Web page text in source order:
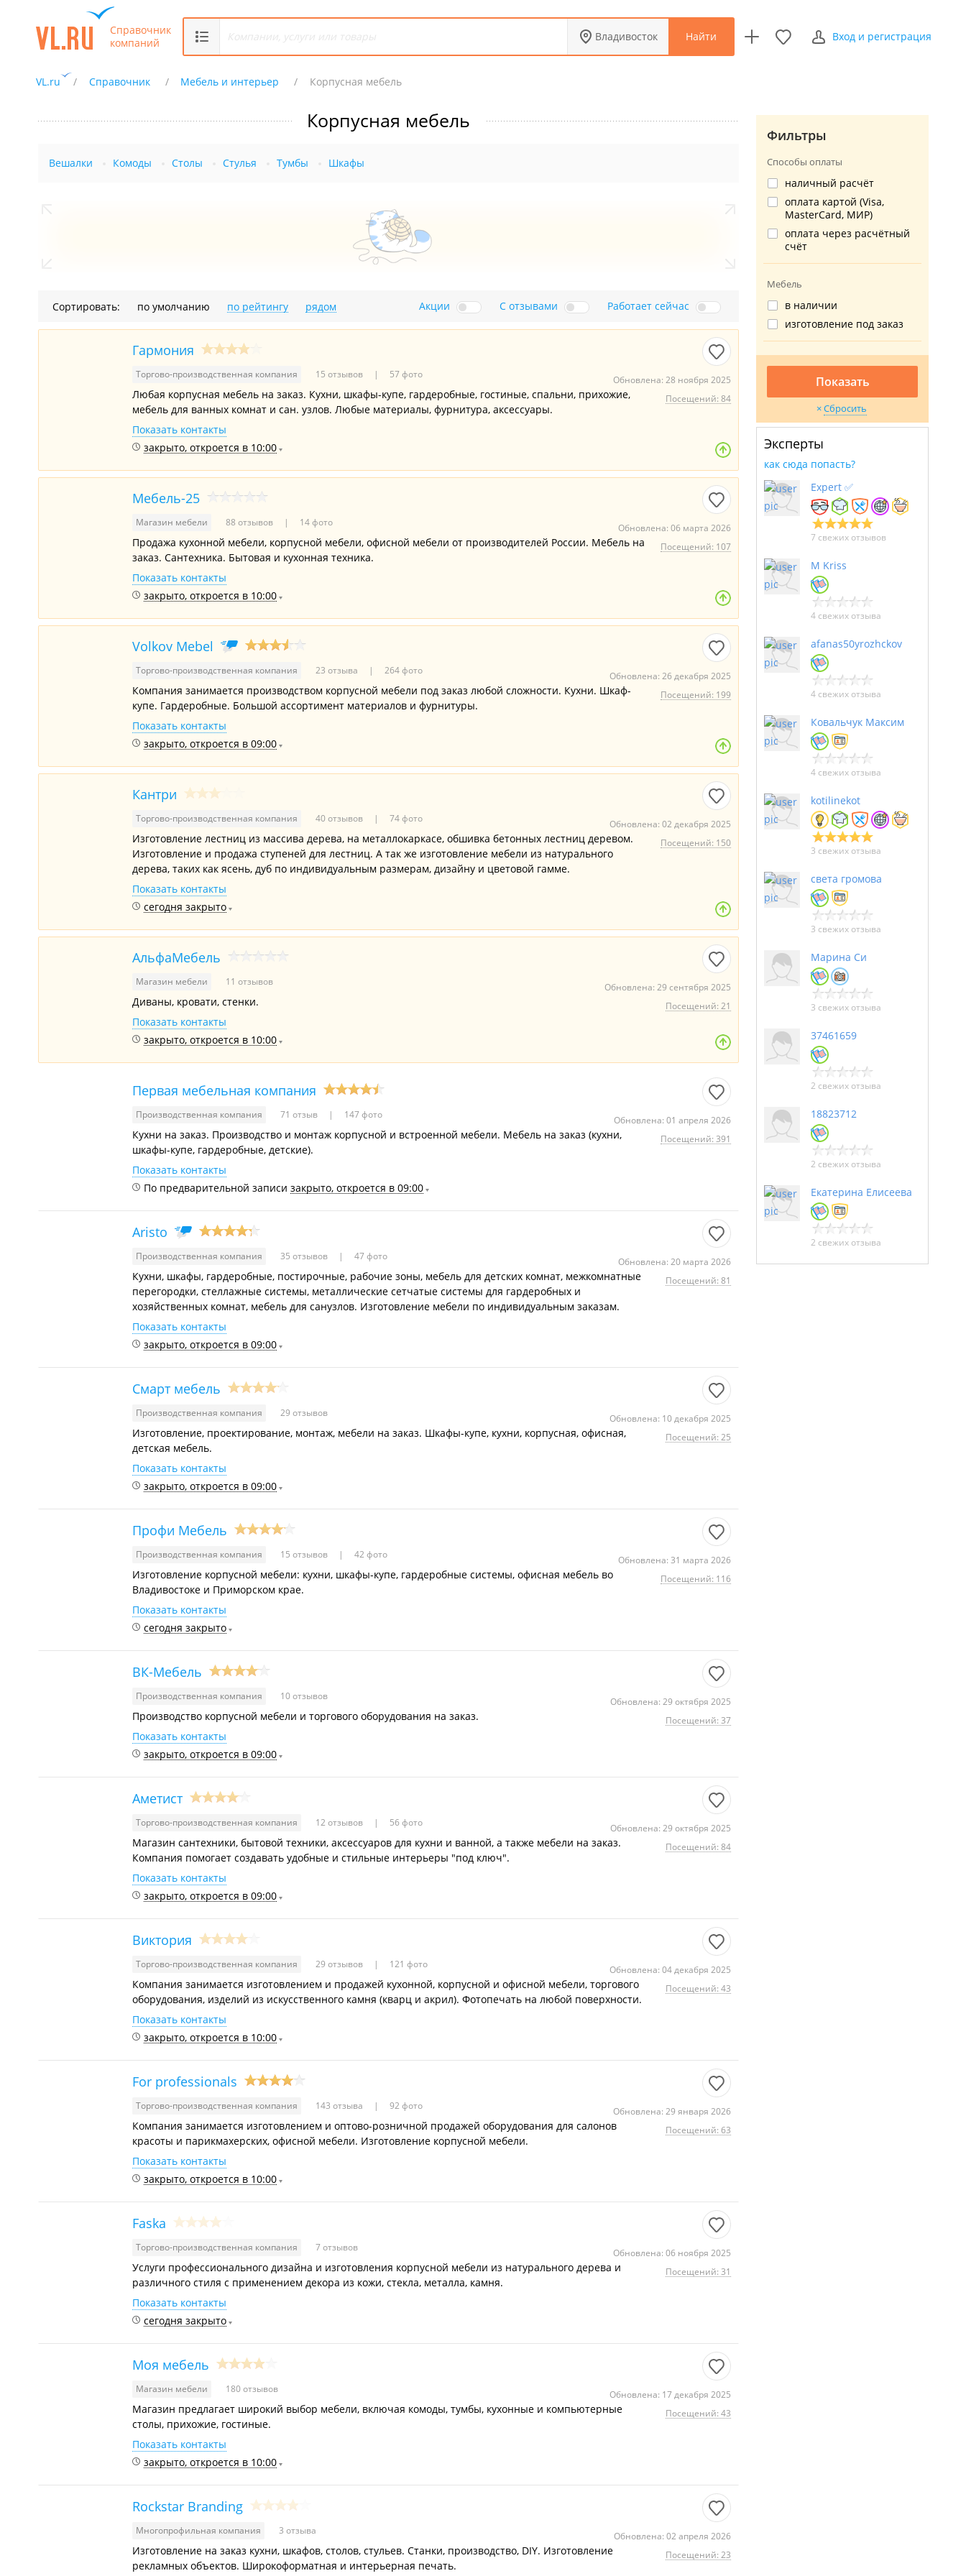
Справочник
компаний
Владивосток Найти Вход и регистрация
VL.ru Справочник Мебель и интерьер Корпусная мебель
Корпусная мебель
Вешалки Комоды Столы Стулья Тумбы Шкафы
Сортировать: по умолчанию по рейтингу рядом Акции С отзывами Работает сейчас
Гармония
Торгово-производственная компания 15 отзывов 57 фото
Обновлена: 28 ноября 2025
Посещений: 84
Любая корпусная мебель на заказ. Кухни, шкафы-купе, гардеробные, гостиные, спальни, прихожие,
мебель для ванных комнат и сан. узлов. Любые материалы, фурнитура, аксессуары.
Показать контакты
закрыто, откроется в 10:00
Мебель-25
Магазин мебели 88 отзывов 14 фото
Обновлена: 06 марта 2026
Посещений: 107
Продажа кухонной мебели, корпусной мебели, офисной мебели от производителей России. Мебель на
заказ. Сантехника. Бытовая и кухонная техника.
Показать контакты
закрыто, откроется в 10:00
Volkov Mebel
Торгово-производственная компания 23 отзыва 264 фото
Обновлена: 26 декабря 2025
Посещений: 199
Компания занимается производством корпусной мебели под заказ любой сложности. Кухни. Шкаф-
купе. Гардеробные. Большой ассортимент материалов и фурнитуры.
Показать контакты
закрыто, откроется в 09:00
Кантри
Торгово-производственная компания 40 отзывов 74 фото
Обновлена: 02 декабря 2025
Посещений: 150
Изготовление лестниц из массива дерева, на металлокаркасе, обшивка бетонных лестниц деревом.
Изготовление и продажа ступеней для лестниц. А так же изготовление мебели из натурального
дерева, таких как ясень, дуб по индивидуальным размерам, дизайну и цветовой гамме.
Показать контакты
сегодня закрыто
АльфаМебель
Магазин мебели 11 отзывов
Обновлена: 29 сентября 2025
Посещений: 21
Диваны, кровати, стенки.
Показать контакты
закрыто, откроется в 10:00
Первая мебельная компания
Производственная компания 71 отзыв 147 фото
Обновлена: 01 апреля 2026
Посещений: 391
Кухни на заказ. Производство и монтаж корпусной и встроенной мебели. Мебель на заказ (кухни,
шкафы-купе, гардеробные, детские).
Показать контакты
По предварительной записи закрыто, откроется в 09:00
Aristo
Производственная компания 35 отзывов 47 фото
Обновлена: 20 марта 2026
Посещений: 81
Кухни, шкафы, гардеробные, постирочные, рабочие зоны, мебель для детских комнат, межкомнатные
перегородки, стеллажные системы, металлические сетчатые системы для гардеробных и
хозяйственных комнат, мебель для санузлов. Изготовление мебели по индивидуальным заказам.
Показать контакты
закрыто, откроется в 09:00
Смарт мебель
Производственная компания 29 отзывов
Обновлена: 10 декабря 2025
Посещений: 25
Изготовление, проектирование, монтаж, мебели на заказ. Шкафы-купе, кухни, корпусная, офисная,
детская мебель.
Показать контакты
закрыто, откроется в 09:00
Профи Мебель
Производственная компания 15 отзывов 42 фото
Обновлена: 31 марта 2026
Посещений: 116
Изготовление корпусной мебели: кухни, шкафы-купе, гардеробные системы, офисная мебель во
Владивостоке и Приморском крае.
Показать контакты
сегодня закрыто
ВК-Мебель
Производственная компания 10 отзывов
Обновлена: 29 октября 2025
Посещений: 37
Производство корпусной мебели и торгового оборудования на заказ.
Показать контакты
закрыто, откроется в 09:00
Аметист
Торгово-производственная компания 12 отзывов 56 фото
Обновлена: 29 октября 2025
Посещений: 84
Магазин сантехники, бытовой техники, аксессуаров для кухни и ванной, а также мебели на заказ.
Компания помогает создавать удобные и стильные интерьеры "под ключ".
Показать контакты
закрыто, откроется в 09:00
Виктория
Торгово-производственная компания 29 отзывов 121 фото
Обновлена: 04 декабря 2025
Посещений: 43
Компания занимается изготовлением и продажей кухонной, корпусной и офисной мебели, торгового
оборудования, изделий из искусственного камня (кварц и акрил). Фотопечать на любой поверхности.
Показать контакты
закрыто, откроется в 10:00
For professionals
Торгово-производственная компания 143 отзыва 92 фото
Обновлена: 29 января 2026
Посещений: 63
Компания занимается изготовлением и оптово-розничной продажей оборудования для салонов
красоты и парикмахерских, офисной мебели. Изготовление корпусной мебели.
Показать контакты
закрыто, откроется в 10:00
Faska
Торгово-производственная компания 7 отзывов
Обновлена: 06 ноября 2025
Посещений: 31
Услуги профессионального дизайна и изготовления корпусной мебели из натурального дерева и
различного стиля с применением декора из кожи, стекла, металла, камня.
Показать контакты
сегодня закрыто
Моя мебель
Магазин мебели 180 отзывов
Обновлена: 17 декабря 2025
Посещений: 43
Магазин предлагает широкий выбор мебели, включая комоды, тумбы, кухонные и компьютерные
столы, прихожие, гостиные.
Показать контакты
закрыто, откроется в 10:00
Rockstar Branding
Многопрофильная компания 3 отзыва
Обновлена: 02 апреля 2026
Посещений: 23
Изготовление на заказ кухни, шкафов, столов, стульев. Станки, производство, DIY. Изготовление
рекламных объектов. Широкоформатная и интерьерная печать.
Фильтры
Способы оплаты
наличный расчёт
оплата картой (Visa,
MasterCard, МИР)
оплата через расчётный
счёт
Мебель
в наличии
изготовление под заказ
Показать
Сбросить
Эксперты
как сюда попасть?
Expert ✅
7 свежих отзывов
M Kriss
4 свежих отзыва
afanas50yrozhckov
4 свежих отзыва
Ковальчук Максим
4 свежих отзыва
kotilinekot
3 свежих отзыва
света громова
3 свежих отзыва
Марина Си
3 свежих отзыва
37461659
2 свежих отзыва
18823712
2 свежих отзыва
Екатерина Елисеева
2 свежих отзыва